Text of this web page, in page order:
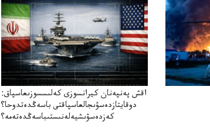
اقش پەنپەنان كيرانسوزى كەلىسسوزىعاسپاق:
دوقايتازدەسۋىجالعاسپاقتى باسەڭدەتدوحا؟
كەزدەسۋىشيەلەنىستىباسەڭدەتەمە؟